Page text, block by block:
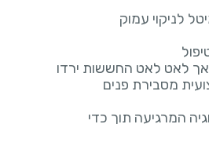
המרגיעה תוך כדי